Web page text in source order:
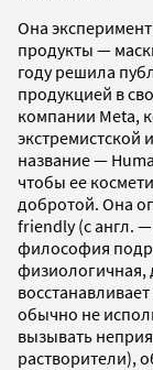
Она
продукты —
году решила
продукцией в
компании Meta,
экстремистской
название —
чтобы ее
добротой. Она
friendly (с англ.
философия
физиологичная,
обычно не
вызывать
растворители),